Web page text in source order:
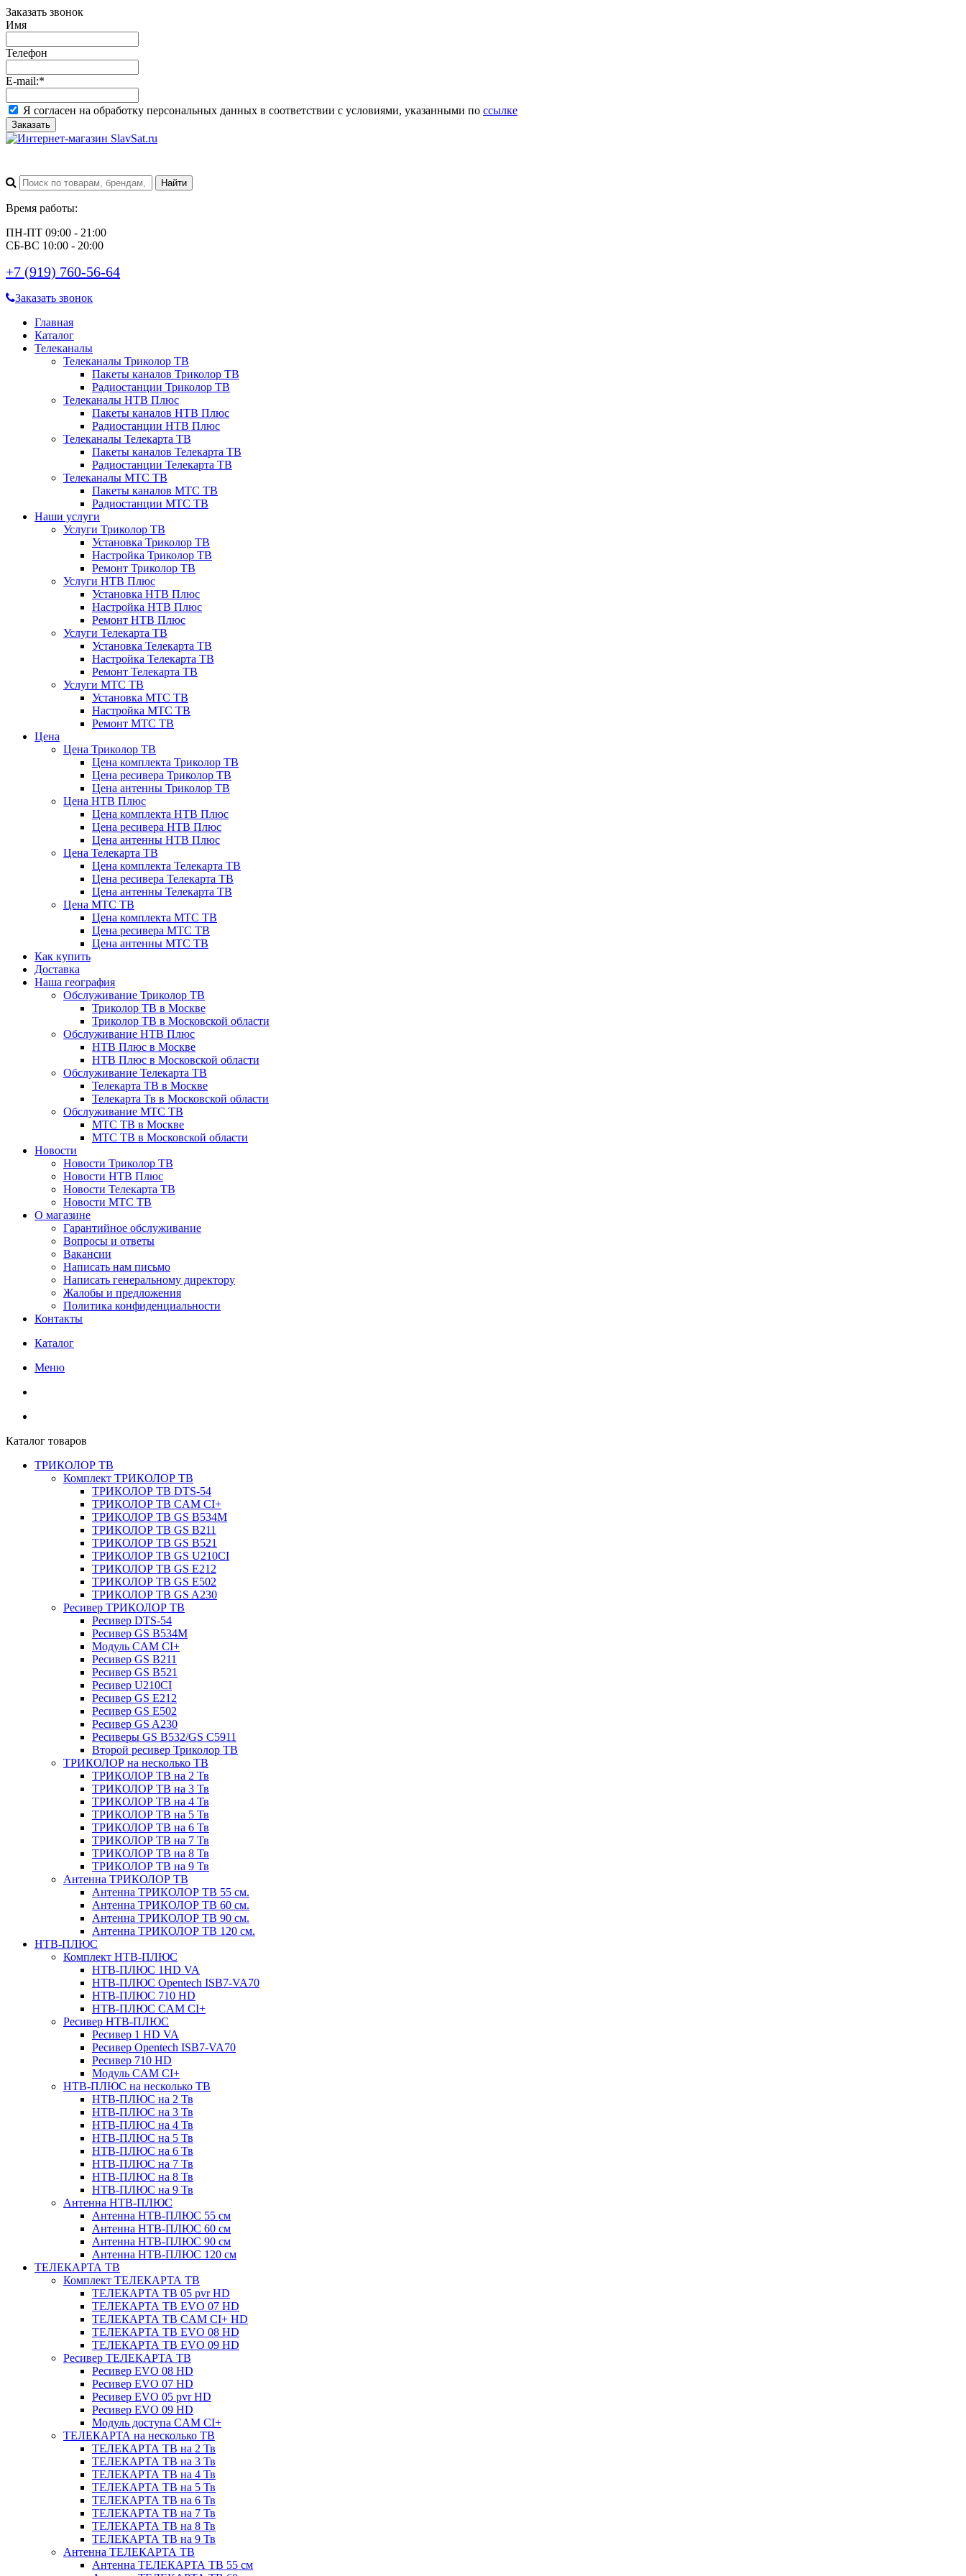
Заказать звонок
Имя
Телефон
E-mail:*
Я согласен на обработку персональных данных в соответствии с условиями, указанными по ссылке
Заказать
Время работы:
ПН-ПТ 09:00 - 21:00
СБ-ВС 10:00 - 20:00
+7 (919) 760-56-64
Заказать звонок
Главная
Каталог
Телеканалы
Телеканалы Триколор ТВ
Пакеты каналов Триколор ТВ
Радиостанции Триколор ТВ
Телеканалы НТВ Плюс
Пакеты каналов НТВ Плюс
Радиостанции НТВ Плюс
Телеканалы Телекарта ТВ
Пакеты каналов Телекарта ТВ
Радиостанции Телекарта ТВ
Телеканалы МТС ТВ
Пакеты каналов МТС ТВ
Радиостанции МТС ТВ
Наши услуги
Услуги Триколор ТВ
Установка Триколор ТВ
Настройка Триколор ТВ
Ремонт Триколор ТВ
Услуги НТВ Плюс
Установка НТВ Плюс
Настройка НТВ Плюс
Ремонт НТВ Плюс
Услуги Телекарта ТВ
Установка Телекарта ТВ
Настройка Телекарта ТВ
Ремонт Телекарта ТВ
Услуги МТС ТВ
Установка МТС ТВ
Настройка МТС ТВ
Ремонт МТС ТВ
Цена
Цена Триколор ТВ
Цена комплекта Триколор ТВ
Цена ресивера Триколор ТВ
Цена антенны Триколор ТВ
Цена НТВ Плюс
Цена комплекта НТВ Плюс
Цена ресивера НТВ Плюс
Цена антенны НТВ Плюс
Цена Телекарта ТВ
Цена комплекта Телекарта ТВ
Цена ресивера Телекарта ТВ
Цена антенны Телекарта ТВ
Цена МТС ТВ
Цена комплекта МТС ТВ
Цена ресивера МТС ТВ
Цена антенны МТС ТВ
Как купить
Доставка
Наша география
Обслуживание Триколор ТВ
Триколор ТВ в Москве
Триколор ТВ в Московской области
Обслуживание НТВ Плюс
НТВ Плюс в Москве
НТВ Плюс в Московской области
Обслуживание Телекарта ТВ
Телекарта ТВ в Москве
Телекарта Тв в Московской области
Обслуживание МТС ТВ
МТС ТВ в Москве
МТС ТВ в Московской области
Новости
Новости Триколор ТВ
Новости НТВ Плюс
Новости Телекарта ТВ
Новости МТС ТВ
О магазине
Гарантийное обслуживание
Вопросы и ответы
Вакансии
Написать нам письмо
Написать генеральному директору
Жалобы и предложения
Политика конфиденциальности
Контакты
Каталог
Меню
Каталог товаров
ТРИКОЛОР ТВ
Комплект ТРИКОЛОР ТВ
ТРИКОЛОР ТВ DTS-54
ТРИКОЛОР ТВ CAM CI+
ТРИКОЛОР ТВ GS B534M
ТРИКОЛОР ТВ GS B211
ТРИКОЛОР ТВ GS B521
ТРИКОЛОР ТВ GS U210CI
ТРИКОЛОР ТВ GS E212
ТРИКОЛОР ТВ GS E502
ТРИКОЛОР ТВ GS A230
Ресивер ТРИКОЛОР ТВ
Ресивер DTS-54
Ресивер GS B534M
Модуль CAM CI+
Ресивер GS B211
Ресивер GS B521
Ресивер U210CI
Ресивер GS E212
Ресивер GS E502
Ресивер GS A230
Ресиверы GS B532/GS C5911
Второй ресивер Триколор ТВ
ТРИКОЛОР на несколько ТВ
ТРИКОЛОР ТВ на 2 Тв
ТРИКОЛОР ТВ на 3 Тв
ТРИКОЛОР ТВ на 4 Тв
ТРИКОЛОР ТВ на 5 Тв
ТРИКОЛОР ТВ на 6 Тв
ТРИКОЛОР ТВ на 7 Тв
ТРИКОЛОР ТВ на 8 Тв
ТРИКОЛОР ТВ на 9 Тв
Антенна ТРИКОЛОР ТВ
Антенна ТРИКОЛОР ТВ 55 см.
Антенна ТРИКОЛОР ТВ 60 см.
Антенна ТРИКОЛОР ТВ 90 см.
Антенна ТРИКОЛОР ТВ 120 см.
НТВ-ПЛЮС
Комплект НТВ-ПЛЮС
НТВ-ПЛЮС 1HD VA
НТВ-ПЛЮС Opentech ISB7-VA70
НТВ-ПЛЮС 710 HD
НТВ-ПЛЮС CAM CI+
Ресивер НТВ-ПЛЮС
Ресивер 1 HD VA
Ресивер Opentech ISB7-VA70
Ресивер 710 HD
Модуль CAM CI+
НТВ-ПЛЮС на несколько ТВ
НТВ-ПЛЮС на 2 Тв
НТВ-ПЛЮС на 3 Тв
НТВ-ПЛЮС на 4 Тв
НТВ-ПЛЮС на 5 Тв
НТВ-ПЛЮС на 6 Тв
НТВ-ПЛЮС на 7 Тв
НТВ-ПЛЮС на 8 Тв
НТВ-ПЛЮС на 9 Тв
Антенна НТВ-ПЛЮС
Антенна НТВ-ПЛЮС 55 см
Антенна НТВ-ПЛЮС 60 см
Антенна НТВ-ПЛЮС 90 см
Антенна НТВ-ПЛЮС 120 см
ТЕЛЕКАРТА ТВ
Комплект ТЕЛЕКАРТА ТВ
ТЕЛЕКАРТА ТВ 05 pvr HD
ТЕЛЕКАРТА ТВ EVO 07 HD
ТЕЛЕКАРТА ТВ CAM CI+ HD
ТЕЛЕКАРТА ТВ EVO 08 HD
ТЕЛЕКАРТА ТВ EVO 09 HD
Ресивер ТЕЛЕКАРТА ТВ
Ресивер EVO 08 HD
Ресивер EVO 07 HD
Ресивер EVO 05 pvr HD
Ресивер EVO 09 HD
Модуль доступа CAM CI+
ТЕЛЕКАРТА на несколько ТВ
ТЕЛЕКАРТА ТВ на 2 Тв
ТЕЛЕКАРТА ТВ на 3 Тв
ТЕЛЕКАРТА ТВ на 4 Тв
ТЕЛЕКАРТА ТВ на 5 Тв
ТЕЛЕКАРТА ТВ на 6 Тв
ТЕЛЕКАРТА ТВ на 7 Тв
ТЕЛЕКАРТА ТВ на 8 Тв
ТЕЛЕКАРТА ТВ на 9 Тв
Антенна ТЕЛЕКАРТА ТВ
Антенна ТЕЛЕКАРТА ТВ 55 см